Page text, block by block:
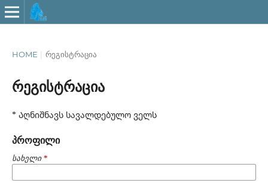
HOME რეგისტრაცია
რეგისტრაცია
* Აღნიშნავს სავალდებულო ველს
პროფილი
სახელი*